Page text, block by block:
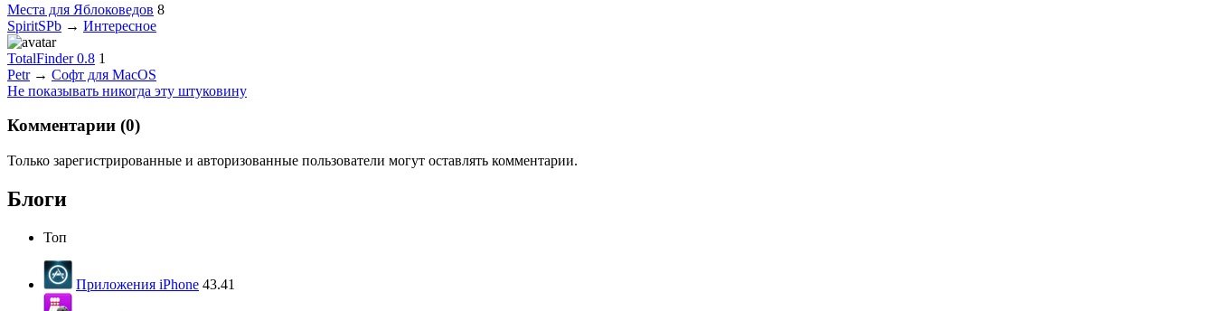
Места для Яблоковедов 8
SpiritSPb → Интересное
TotalFinder 0.8 1
Petr→ Софт для MacOS
Не показывать никогда эту штуковину
Комментарии (0)
Только зарегистрированные и авторизованные пользователи могут оставлять комментарии.
Блоги
Топ
Приложения iPhone 43.41